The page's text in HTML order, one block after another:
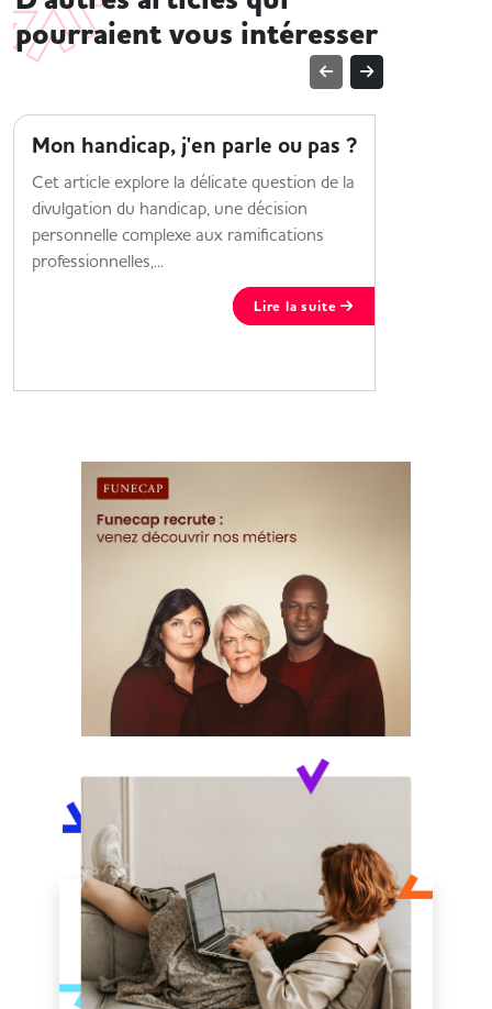
pourraient vous intéresser
Mon handicap, j'en parle ou pas ?
Cet article explore la délicate question de la
divulgation du handicap, une décision
personnelle complexe aux ramifications
professionnelles,...
Lire la suite